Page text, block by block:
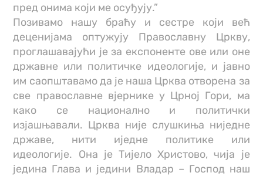
пред онима који ме осуђују.”
Позивамо нашу браћу и сестре који већ
деценијама оптужују Православну Цркву,
проглашавајући је за експоненте ове или оне
државне или политичке идеологије, и јавно
им саопштавамо да је наша Црква отворена за
све православне вјернике у Црној Гори, ма
како се национално и политички
изјашњавали. Црква није слушкиња ниједне
државе, нити иједне политике или
идеологије. Она је Тијело Христово, чија је
једина Глава и једини Владар – Господ наш